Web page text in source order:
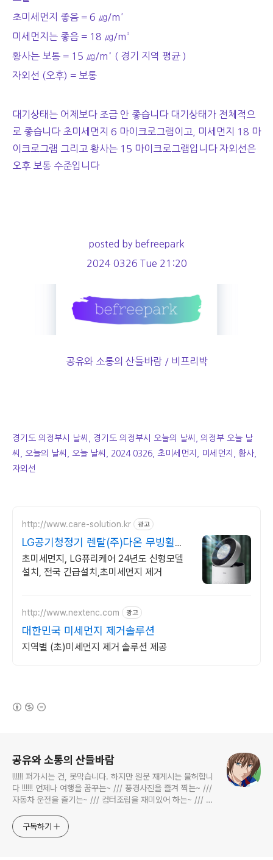
초미세먼지 좋음 = 6 ㎍/m³
미세먼지는 좋음 = 18 ㎍/m³
황사는 보통 = 15 ㎍/m³ ( 경기 지역 평균 )
자외선 (오후) = 보통
대기상태는 어제보다 조금 안 좋습니다 대기상태가 전체적으
로 좋습니다 초미세먼지 6 마이크로그램이고, 미세먼지 18 마
이크로그램 그리고 황사는 15 마이크로그램입니다 자외선은
오후 보통 수준입니다
posted by befreepark
2024 0326 Tue 21:20
공유와 소통의 산들바람 / 비프리박
경기도 의정부시 날씨, 경기도 의정부시 오늘의 날씨, 의정부 오늘 날
씨, 오늘의 날씨, 오늘 날씨, 2024 0326, 초미세먼지, 미세먼지, 황사,
자외선
http://www.care-solution.kr 광고
LG공기청정기 렌탈(주)다온 무빙휠증
정+추가할인+긴급설치
초미세먼지, LG퓨리케어 24년도 신형모델
설치, 전국 긴급설치,초미세먼지 제거
http://www.nextenc.com 광고
대한민국 미세먼지 제거솔루션
지역별 (초)미세먼지 제거 솔루션 제공
공유와 소통의 산들바람
!!!!!! 퍼가시는 건, 못막습니다. 하지만 원문 재게시는 불허합니
다 !!!!!! 언제나 여행을 꿈꾸는~ /// 풍경사진을 즐겨 찍는~ ///
자동차 운전을 즐기는~ /// 컴터조립을 재미있어 하는~ /// 고
식하는 미드가 있는~ /// 사회적 이슈에 발언하는~ 不老巨
구독하기